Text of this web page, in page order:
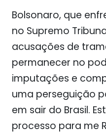
Bolsonaro, que
no Supremo
acusações de
permanecer no
imputações e
uma perseguição
em sair do Brasil.
processo para me